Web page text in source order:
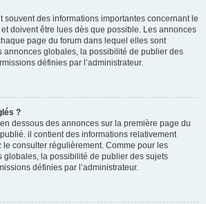
souvent des informations importantes concernant le
doivent être lues dès que possible. Les annonces
page du forum dans lequel elles sont
annonces globales, la possibilité de publier des
définies par l’administrateur.
?
dessous des annonces sur la première page du
il contient des informations relativement
le consulter régulièrement. Comme pour les
globales, la possibilité de publier des sujets
définies par l’administrateur.